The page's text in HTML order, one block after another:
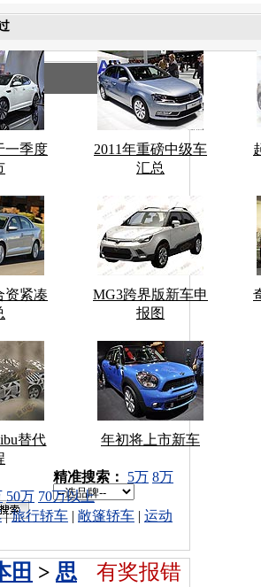
一季度
2011年重磅中级车
汇总
资紧凑
MG3跨界版新车申
报图
替代
年初将上市新车
车型搜索：
精准搜索： 5万 8万
50万 70万以上
|旅行轿车 | 敞篷轿车 | 运动
有奖报错
田 > 思